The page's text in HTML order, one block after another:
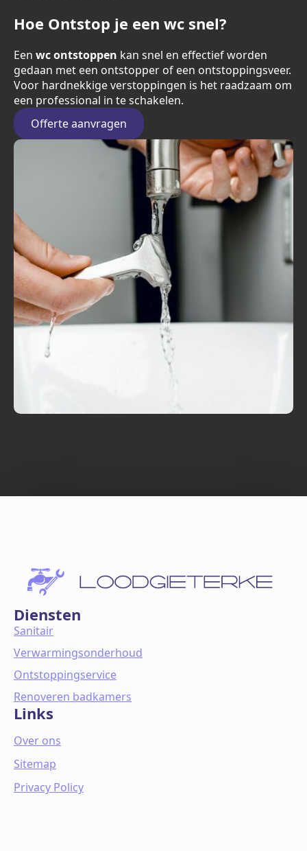
Hoe Ontstop je een wc snel?
Een wc ontstoppen kan snel en effectief worden
gedaan met een ontstopper of een ontstoppingsveer.
Voor hardnekkige verstoppingen is het raadzaam om
een professional in te schakelen.
Offerte aanvragen
Diensten
Sanitair
Verwarmingsonderhoud
Ontstoppingservice
Renoveren badkamers
Links
Over ons
Sitemap
Privacy Policy